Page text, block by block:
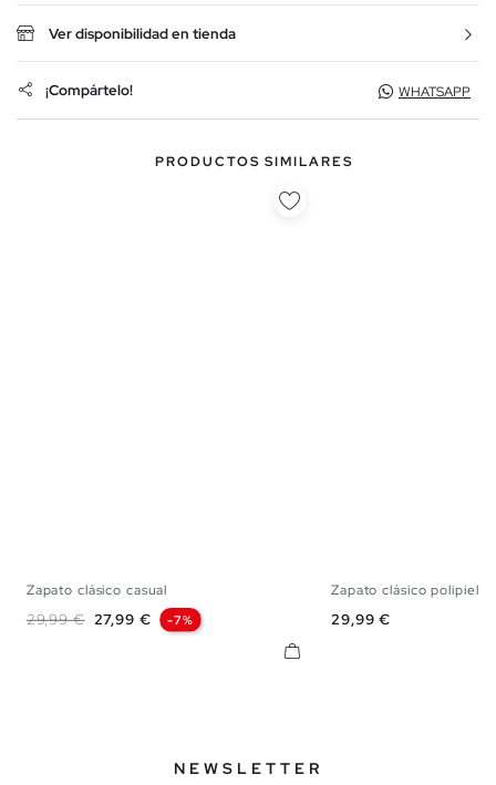
Ver disponibilidad en tienda
¡Compártelo! WHATSAPP
PRODUCTOS SIMILARES
Zapato clásico casual
Precio base
29,99 € Precio
27,99 € -7%
42
Zapato clásico polipiel
Precio
29,99 €
NEWSLETTER